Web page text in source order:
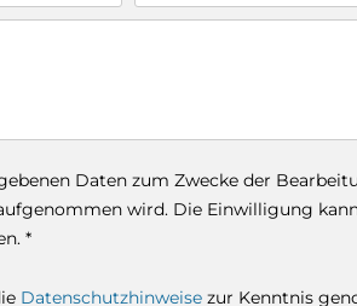
Daten zum Zwecke der
wird. Die Einwilligung
*
Datenschutzhinweise zur Kenntnis